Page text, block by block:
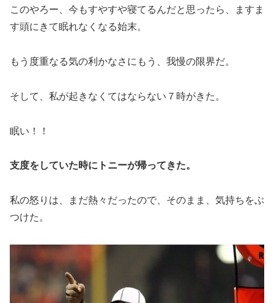
このやろー、今もすやすや寝てるんだと思ったら、ますま
す頭にきて眠れなくなる始末。
もう度重なる気の利かなさにもう、我慢の限界だ。
そして、私が起きなくてはならない７時がきた。
眠い！！
支度をしていた時にトニーが帰ってきた。
私の怒りは、まだ熱々だったので、そのまま、気持ちをぶ
つけた。